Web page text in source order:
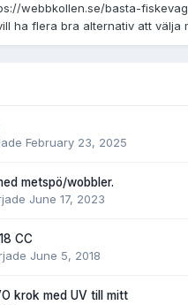
webbkollen.se/basta-
ha flera bra alternativ att välja
February 23, 2025
metspö/wobbler.
June 17, 2023
CC
June 5, 2018
krok med UV till mitt